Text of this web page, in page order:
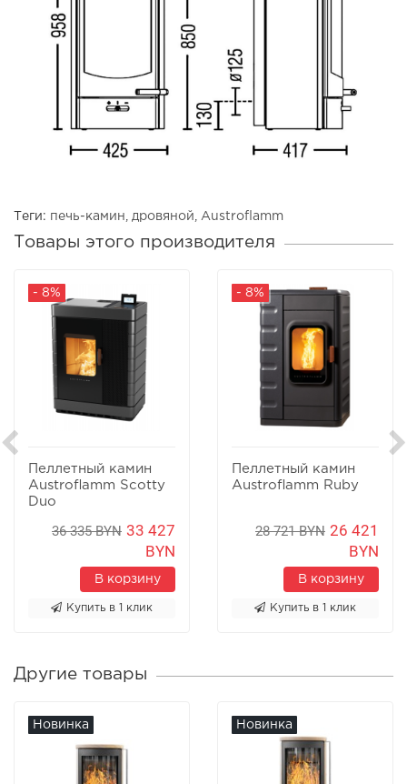
Теги: печь-камин дровяной Austroflamm
Товары этого производителя
- 8%
Пеллетный камин
Austroflamm Scotty
Duo
36 335 BYN 33 427
BYN
В корзину
Купить в 1 клик
- 8%
Пеллетный камин
Austroflamm Ruby
28 721 BYN 26 421
BYN
В корзину
Купить в 1 клик
Другие товары
Новинка Новинка